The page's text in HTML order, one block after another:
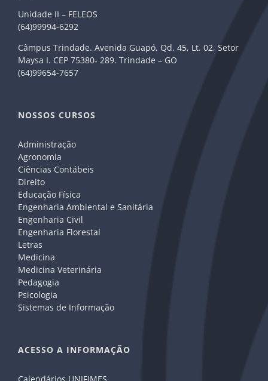
Unidade II – FELEOS
(64)99994-6292
Câmpus Trindade. Avenida Guapó, Qd. 45, Lt. 02, Setor
Maysa I. CEP 75380- 289. Trindade – GO
(64)99654-7657
NOSSOS CURSOS
Administração
Agronomia
Ciências Contábeis
Direito
Educação Física
Engenharia Ambiental e Sanitária
Engenharia Civil
Engenharia Florestal
Letras
Medicina
Medicina Veterinária
Pedagogia
Psicologia
Sistemas de Informação
ACESSO A INFORMAÇÃO